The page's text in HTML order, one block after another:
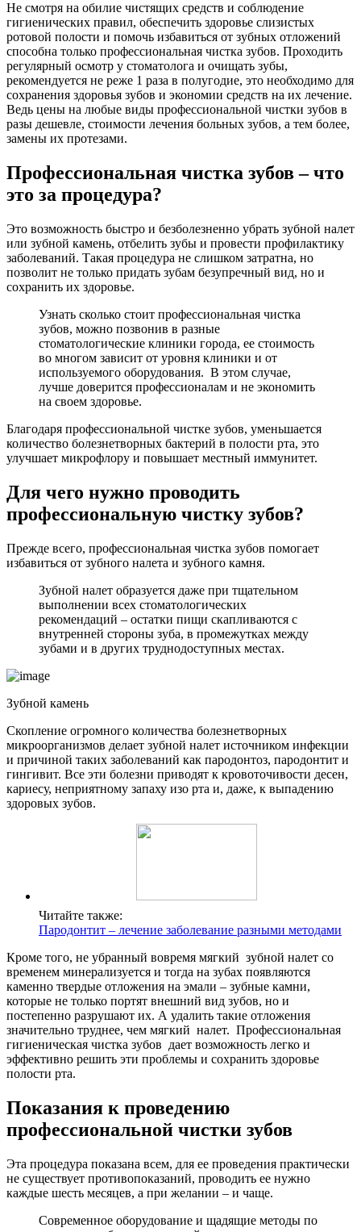
Не смотря на обилие чистящих средств и соблюдение
гигиенических правил, обеспечить здоровье слизистых
ротовой полости и помочь избавиться от зубных отложений
способна только профессиональная чистка зубов. Проходить
регулярный осмотр у стоматолога и очищать зубы,
рекомендуется не реже 1 раза в полугодие, это необходимо для
сохранения здоровья зубов и экономии средств на их лечение.
Ведь цены на любые виды профессиональной чистки зубов в
разы дешевле, стоимости лечения больных зубов, а тем более,
замены их протезами.
Профессиональная чистка зубов – что
это за процедура?
Это возможность быстро и безболезненно убрать зубной налет
или зубной камень, отбелить зубы и провести профилактику
заболеваний. Такая процедура не слишком затратна, но
позволит не только придать зубам безупречный вид, но и
сохранить их здоровье.
Узнать сколько стоит профессиональная чистка
зубов, можно позвонив в разные
стоматологические клиники города, ее стоимость
во многом зависит от уровня клиники и от
используемого оборудования. В этом случае,
лучше доверится профессионалам и не экономить
на своем здоровье.
Благодаря профессиональной чистке зубов, уменьшается
количество болезнетворных бактерий в полости рта, это
улучшает микрофлору и повышает местный иммунитет.
Для чего нужно проводить
профессиональную чистку зубов?
Прежде всего, профессиональная чистка зубов помогает
избавиться от зубного налета и зубного камня.
Зубной налет образуется даже при тщательном
выполнении всех стоматологических
рекомендаций – остатки пищи скапливаются с
внутренней стороны зуба, в промежутках между
зубами и в других труднодоступных местах.
Зубной камень
Скопление огромного количества болезнетворных
микроорганизмов делает зубной налет источником инфекции
и причиной таких заболеваний как пародонтоз, пародонтит и
гингивит. Все эти болезни приводят к кровоточивости десен,
кариесу, неприятному запаху изо рта и, даже, к выпадению
здоровых зубов.
Читайте также:
Пародонтит – лечение заболевание разными методами
Кроме того, не убранный вовремя мягкий зубной налет со
временем минерализуется и тогда на зубах появляются
каменно твердые отложения на эмали – зубные камни,
которые не только портят внешний вид зубов, но и
постепенно разрушают их. А удалить такие отложения
значительно труднее, чем мягкий налет. Профессиональная
гигиеническая чистка зубов дает возможность легко и
эффективно решить эти проблемы и сохранить здоровье
полости рта.
Показания к проведению
профессиональной чистки зубов
Эта процедура показана всем, для ее проведения практически
не существует противопоказаний, проводить ее нужно
каждые шесть месяцев, а при желании – и чаще.
Современное оборудование и щадящие методы по